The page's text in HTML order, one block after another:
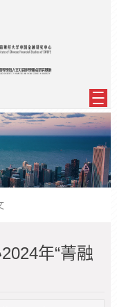
年“菁融